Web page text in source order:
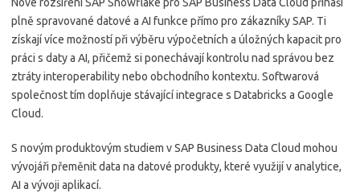
plně spravované datové a AI funkce přímo pro zákazníky SAP. Ti
získají více možností při výběru výpočetních a úložných kapacit pro
práci s daty a AI, přičemž si ponechávají kontrolu nad správou bez
ztráty interoperability nebo obchodního kontextu. Softwarová
společnost tím doplňuje stávající integrace s Databricks a Google
Cloud.
S novým produktovým studiem v SAP Business Data Cloud mohou
vývojáři přeměnit data na datové produkty, které využijí v analytice,
AI a vývoji aplikací.